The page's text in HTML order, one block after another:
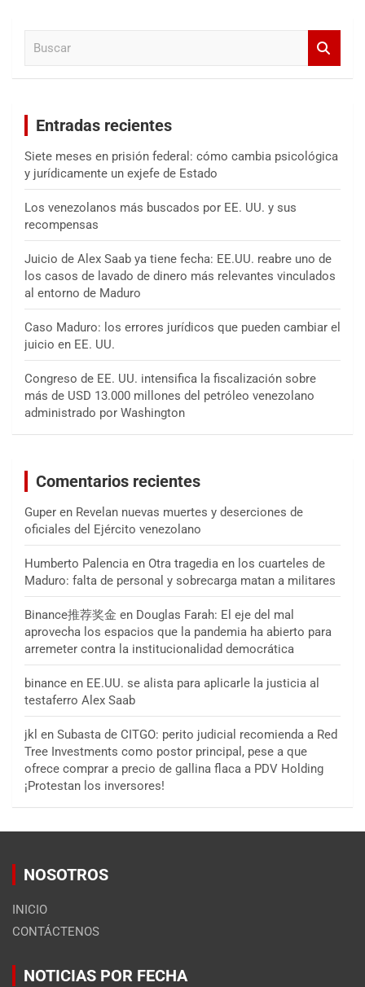
Entradas recientes
Siete meses en prisión federal: cómo cambia psicológica
y jurídicamente un exjefe de Estado
Los venezolanos más buscados por EE. UU. y sus
recompensas
Juicio de Alex Saab ya tiene fecha: EE.UU. reabre uno de
los casos de lavado de dinero más relevantes vinculados
al entorno de Maduro
Caso Maduro: los errores jurídicos que pueden cambiar el
juicio en EE. UU.
Congreso de EE. UU. intensifica la fiscalización sobre
más de USD 13.000 millones del petróleo venezolano
administrado por Washington
Comentarios recientes
Guper en Revelan nuevas muertes y deserciones de
oficiales del Ejército venezolano
Humberto Palencia en Otra tragedia en los cuarteles de
Maduro: falta de personal y sobrecarga matan a militares
Binance推荐奖金 en Douglas Farah: El eje del mal
aprovecha los espacios que la pandemia ha abierto para
arremeter contra la institucionalidad democrática
binance en EE.UU. se alista para aplicarle la justicia al
testaferro Alex Saab
jkl en Subasta de CITGO: perito judicial recomienda a Red
Tree Investments como postor principal, pese a que
ofrece comprar a precio de gallina flaca a PDV Holding
¡Protestan los inversores!
NOSOTROS
INICIO
CONTÁCTENOS
NOTICIAS POR FECHA